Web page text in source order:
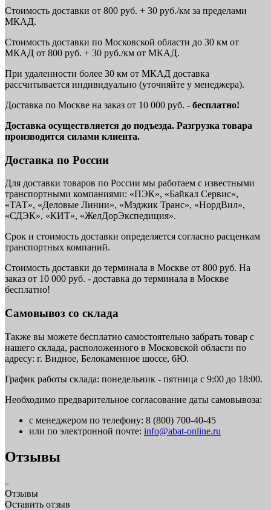
Стоимость доставки от 800 руб. + 30 руб./км за пределами
МКАД.
Стоимость доставки по Московской области до 30 км от
МКАД от 800 руб. + 30 руб./км от МКАД.
При удаленности более 30 км от МКАД доставка
рассчитывается индивидуально (уточняйте у менеджера).
Доставка по Москве на заказ от 10 000 руб. - бесплатно!
Доставка осуществляется до подъезда. Разгрузка товара
производится силами клиента.
Доставка по России
Для доставки товаров по России мы работаем с известными
транспортными компаниями: «ПЭК», «Байкал Сервис»,
«ТАТ», «Деловые Линии», «Мэджик Транс», «НордВил»,
«СДЭК», «КИТ», «ЖелДорЭкспедиция».
Срок и стоимость доставки определяется согласно расценкам
транспортных компаний.
Стоимость доставки до терминала в Москве от 800 руб. На
заказ от 10 000 руб. - доставка до терминала в Москве
бесплатно!
Самовывоз со склада
Также вы можете бесплатно самостоятельно забрать товар с
нашего склада, расположенного в Московской области по
адресу: г. Видное, Белокаменное шоссе, 6Ю.
График работы склада: понедельник - пятница с 9:00 до 18:00.
Необходимо предварительное согласование даты самовывоза:
с менеджером по телефону: 8 (800) 700-40-45
или по электронной почте: info@abat-online.ru
Отзывы
Отзывы
Оставить отзыв